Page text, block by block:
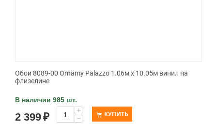
Обои 8089-00 Ornamy Palazzo 1.06м x 10.05м винил на
флизелине
В наличии 985 шт.
2 399₽
+
−
КУПИТЬ